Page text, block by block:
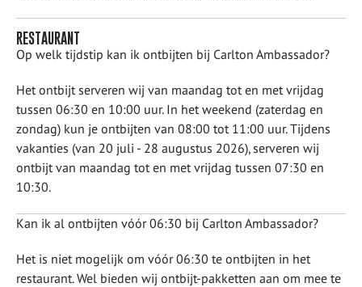
RESTAURANT
Op welk tijdstip kan ik ontbijten bij Carlton Ambassador?
Het ontbijt serveren wij van maandag tot en met vrijdag
tussen 06:30 en 10:00 uur. In het weekend (zaterdag en
zondag) kun je ontbijten van 08:00 tot 11:00 uur. Tijdens
vakanties (van 20 juli - 28 augustus 2026), serveren wij
ontbijt van maandag tot en met vrijdag tussen 07:30 en
10:30.
Kan ik al ontbijten vóór 06:30 bij Carlton Ambassador?
Het is niet mogelijk om vóór 06:30 te ontbijten in het
restaurant. Wel bieden wij ontbijt-pakketten aan om mee te